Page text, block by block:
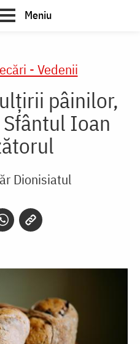
Meniu
- Vedenii
pâinilor,
Ioan
Dionisiatul